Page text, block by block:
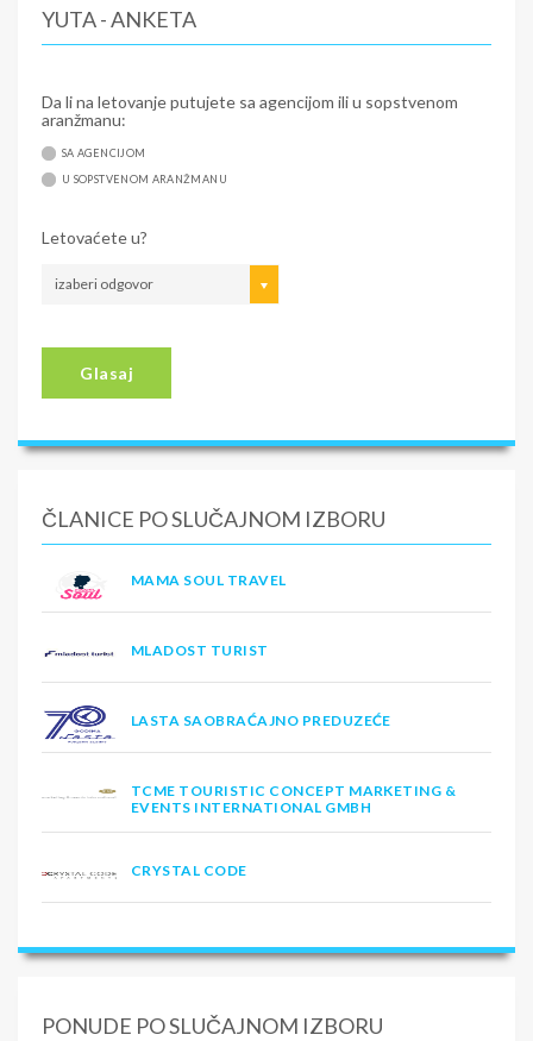
YUTA - ANKETA
Da li na letovanje putujete sa agencijom ili u sopstvenom
aranžmanu:
SA AGENCIJOM
U SOPSTVENOM ARANŽMANU
Letovaćete u?
izaberi odgovor
Glasaj
ČLANICE PO SLUČAJNOM IZBORU
MAMA SOUL TRAVEL
MLADOST TURIST
LASTA SAOBRAĆAJNO PREDUZEĆE
TCME TOURISTIC CONCEPT MARKETING &
EVENTS INTERNATIONAL GMBH
CRYSTAL CODE
PONUDE PO SLUČAJNOM IZBORU